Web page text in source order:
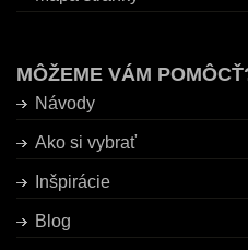
MÔŽEME VÁM
Návody
Ako si vybrať
Inšpirácie
Blog